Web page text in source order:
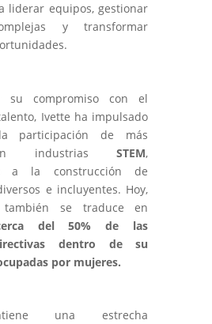
liderar equipos, gestionar
y transformar
su compromiso con el
Ivette ha impulsado
participación de más
industriasSTEM,
a la construcción de
e incluyentes. Hoy,
se traduce en
del 50% de las
dentro de su
por mujeres.
una estrecha